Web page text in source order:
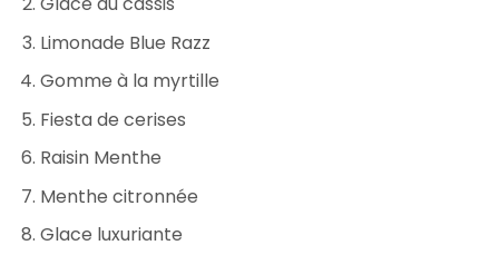
Limonade Blue Razz
Gomme à la myrtille
Fiesta de cerises
Raisin Menthe
Menthe citronnée
Glace luxuriante